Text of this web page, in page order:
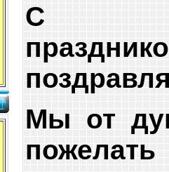
С
Мы от
пожелать